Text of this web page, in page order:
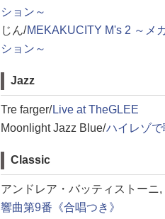
ション～
じん/MEKAKUCITY M's 2 ～メ
ション～
Jazz
Tre farger/ Live at TheGLEE
Moonlight Jazz Blue/ハイレゾ
Classic
アンドレア・バッティストーニ
響曲第9番《合唱つき》